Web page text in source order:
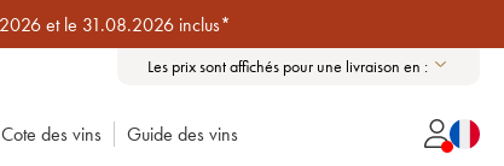
et le 31.08.2026 inclus*
Les prix sont affichés pour une livraison en :
Cote des vins Guide des vins